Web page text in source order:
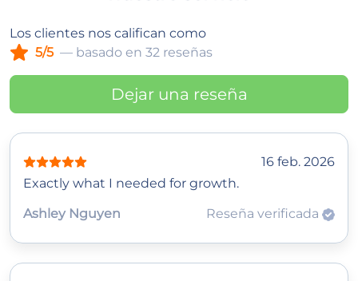
Los clientes nos califican como
5/5 — basado en 32 reseñas
Dejar una reseña
16 feb. 2026
Exactly what I needed for growth.
Ashley Nguyen
Reseña verificada